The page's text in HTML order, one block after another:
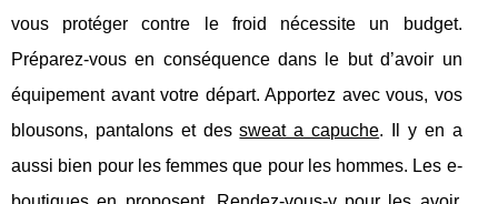
vous protéger contre le froid nécessite un budget.
Préparez-vous en conséquence dans le but d’avoir un
équipement avant votre départ. Apportez avec vous, vos
blousons, pantalons et dessweat a capuche. Il y en a
aussi bien pour les femmes que pour les hommes. Les e-